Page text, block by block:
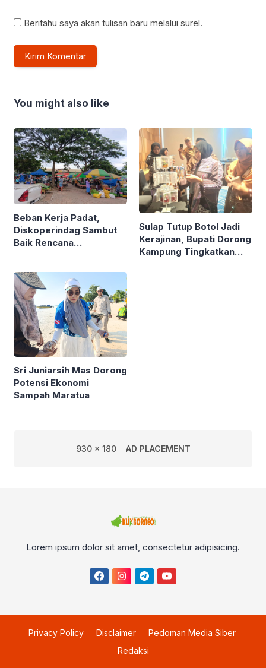
Beritahu saya akan tulisan baru melalui surel.
You might also like
Beban Kerja Padat,
Diskoperindag Sambut
Baik Rencana
Sulap Tutup Botol Jadi
Kerajinan, Bupati Dorong
Kampung Tingkatkan
Sri Juniarsih Mas Dorong
Potensi Ekonomi
Sampah Maratua
930 x 180 AD PLACEMENT
Lorem ipsum dolor sit amet, consectetur adipisicing.
Privacy Policy Disclaimer
Pedoman Media Siber
Redaksi